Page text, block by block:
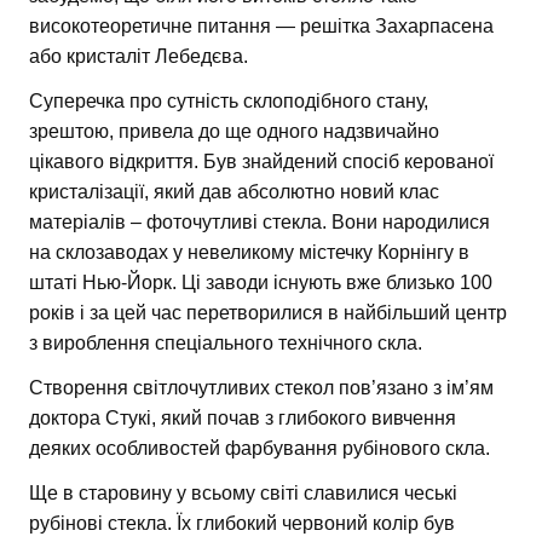
високотеоретичне питання — решітка Захарпасена
або кристаліт Лебедєва.
Суперечка про сутність склоподібного стану,
зрештою, привела до ще одного надзвичайно
цікавого відкриття. Був знайдений спосіб керованої
кристалізації, який дав абсолютно новий клас
матеріалів – фоточутливі стекла. Вони народилися
на склозаводах у невеликому містечку Корнінгу в
штаті Нью-Йорк. Ці заводи існують вже близько 100
років і за цей час перетворилися в найбільший центр
з вироблення спеціального технічного скла.
Створення світлочутливих стекол пов’язано з ім’ям
доктора Стукі, який почав з глибокого вивчення
деяких особливостей фарбування рубінового скла.
Ще в старовину у всьому світі славилися чеські
рубінові стекла. Їх глибокий червоний колір був